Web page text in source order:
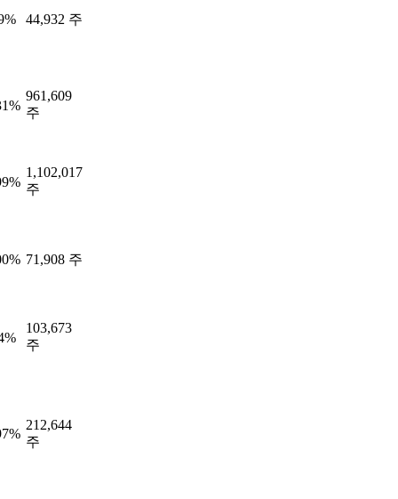
44,932 주
961,609
주
1,102,017
주
71,908 주
103,673
주
212,644
주